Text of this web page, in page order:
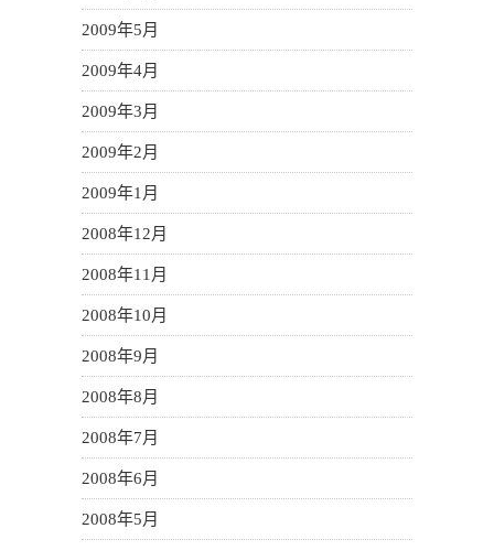
2009年5月
2009年4月
2009年3月
2009年2月
2009年1月
2008年12月
2008年11月
2008年10月
2008年9月
2008年8月
2008年7月
2008年6月
2008年5月